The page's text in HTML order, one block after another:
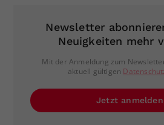
Newsletter
Neuigkeiten mehr
Mit der Anmeldung zum
aktuell gültigen
Jetzt anmelden